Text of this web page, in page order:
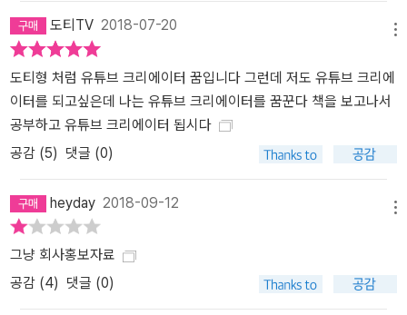
터가 되어서 그 세계에 함께하길 꿈꾼다. 크리에이터가 되고 싶은 이
유에 재미있고, 창의적인 직업이기 때문이라는 기대감만 있는 것은
만한 대기업 연봉 수준을 훌쩍 넘어 10억 대의 수입을 얻는 크리에이
터도 있다는 사실은 많이 알려져 있다. 인기 유튜버들은 공중파 방송
에도 진출하며 연예인 못지않은 인기를 누리기도 한다. 나이 제한, 스
펙 따위 필요 없이 자신의 세계를 마음껏 펼칠 수 있고, 앞으로도 계속
이어질 디지털 시대에 적합한 일로 여겨지며 그야말로 꿈의 직업으로
대두대고 있는 것이다. 이에 힘입어 크리에이터는 이제 당당한 직업
의 하나로 인정받고 있다. 이를 증명하듯 한국고용정보원은 ‘미디어
콘텐츠 창작자(크리에이터)’와 ‘창작자 에이전트’를 ‘미래를 함께할 새
로운 직업’으로 소개한다. 성공한 크리에이터, 성공한 MCN은 과연
도티TV 2018-07-20
도티형 처럼 유튜브 크리에이터 꿈입니다 그런데 저도 유튜브 크리에
이터를 되고싶은데 나는 유튜브 크리에이터를 꿈꾼다 책을 보고나서
공부하고 유튜브 크리에이터 됩시다
공감 (5) 댓글 (0)
heyday 2018-09-12
그냥 회사홍보자료
공감 (4) 댓글 (0)